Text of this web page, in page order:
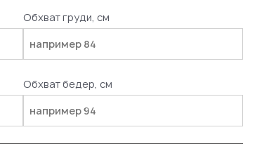
Обхват груди, см
Обхват бедер, см